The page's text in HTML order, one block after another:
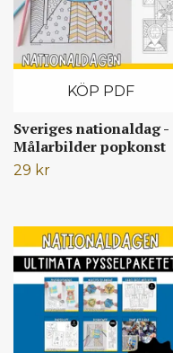
KÖP PDF
Sveriges nationaldag -
Målarbilder popkonst
29 kr